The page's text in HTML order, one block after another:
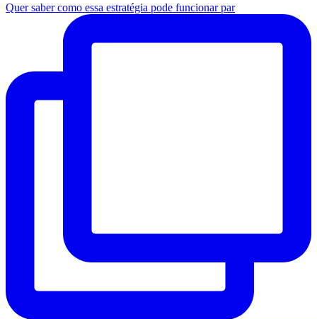
Quer saber como essa estratégia pode funcionar par